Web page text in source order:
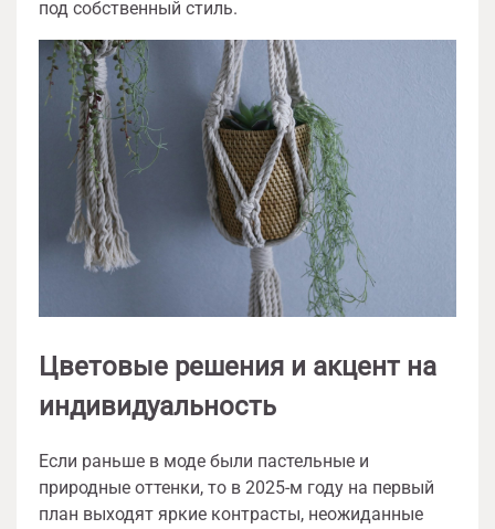
под собственный стиль.
Цветовые решения и акцент на
индивидуальность
Если раньше в моде были пастельные и
природные оттенки, то в 2025-м году на первый
план выходят яркие контрасты, неожиданные